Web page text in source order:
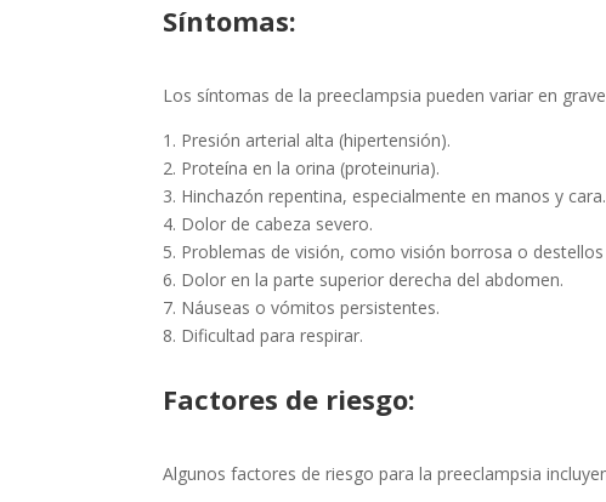
Síntomas:
Los síntomas de la preeclampsia pueden variar en
1. Presión arterial alta (hipertensión).
2. Proteína en la orina (proteinuria).
3. Hinchazón repentina, especialmente en manos y cara.
4. Dolor de cabeza severo.
5. Problemas de visión, como visión borrosa o destellos
6. Dolor en la parte superior derecha del abdomen.
7. Náuseas o vómitos persistentes.
8. Dificultad para respirar.
Factores de riesgo:
Algunos factores de riesgo para la preeclampsia